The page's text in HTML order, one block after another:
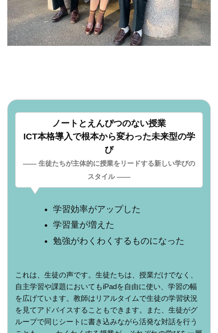
ノートとえんぴつのない授業
ICT本格導入で根本から変わった未来型の学
び
―― 生徒たちが主体的に授業をリードする新しい学びの
スタイル ――
学習効率がアップした
学習量が増えた
勉強がわくわくするものになった
これは、生徒の声です。生徒たちは、授業だけでなく、
自主学習や課題においてもiPadを自由に使い、学習の幅
を広げています。教師はリアルタイムで生徒の学習状況
を見てアドバイスすることもできます。また、生徒がグ
ループで同じシートに書き込みながら活発な対話を行う